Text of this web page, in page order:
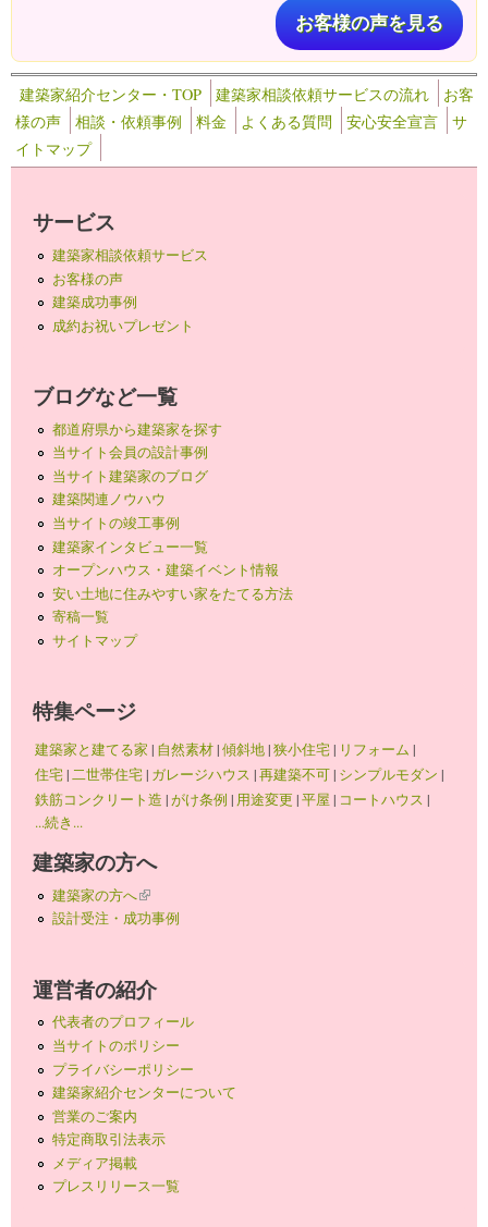
お客様の声を見る
建築家紹介センター・TOP 建築家相談依頼サービスの流れ
お客
様の声
相談・依頼事例 料金 よくある質問 安心安全宣言
サ
イトマップ
サービス
建築家相談依頼サービス
お客様の声
建築成功事例
成約お祝いプレゼント
ブログなど一覧
都道府県から建築家を探す
当サイト会員の設計事例
当サイト建築家のブログ
建築関連ノウハウ
当サイトの竣工事例
建築家インタビュー一覧
オープンハウス・建築イベント情報
安い土地に住みやすい家をたてる方法
寄稿一覧
サイトマップ
特集ページ
建築家と建てる家 | 自然素材|傾斜地|狭小住宅| リフォーム |
住宅|二世帯住宅| ガレージハウス |再建築不可| シンプルモダン |
鉄筋コンクリート造 |がけ条例 | 用途変更 |平屋 | コートハウス |
...続き...
建築家の方へ
建築家の方へ(link is external)
設計受注・成功事例
運営者の紹介
代表者のプロフィール
当サイトのポリシー
プライバシーポリシー
建築家紹介センターについて
営業のご案内
特定商取引法表示
メディア掲載
プレスリリース一覧